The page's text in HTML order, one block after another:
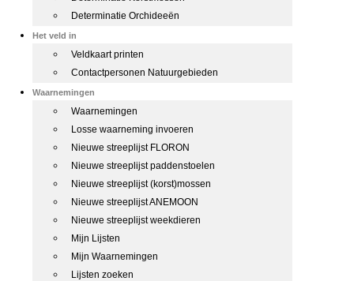
Determinatie Orchideeën
Het veld in
Veldkaart printen
Contactpersonen Natuurgebieden
Waarnemingen
Waarnemingen
Losse waarneming invoeren
Nieuwe streeplijst FLORON
Nieuwe streeplijst paddenstoelen
Nieuwe streeplijst (korst)mossen
Nieuwe streeplijst ANEMOON
Nieuwe streeplijst weekdieren
Mijn Lijsten
Mijn Waarnemingen
Lijsten zoeken